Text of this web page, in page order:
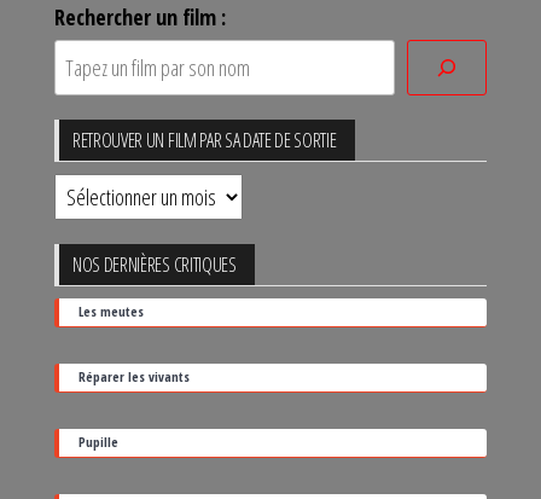
Rechercher un film :
RETROUVER UN FILM PAR SA DATE DE SORTIE
Retrouver
un
film
par
sa
date
de
sortie
NOS DERNIÈRES CRITIQUES
Les meutes
Réparer les vivants
Pupille